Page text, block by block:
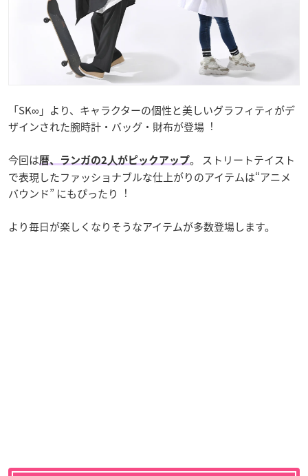
「SK∞」より、キャラクターの個性と美しいグラフィティがデ
ザインされた腕時計・バッグ・財布が登場︕
今回は暦、ランガの2⼈がピックアップ。 ストリートテイスト
で表現したファッショナブルな仕上がりのアイテムは“アニメ
バウンド” にもぴったり︕
より毎⽇が楽しくなりそうなアイテムが多数登場します。